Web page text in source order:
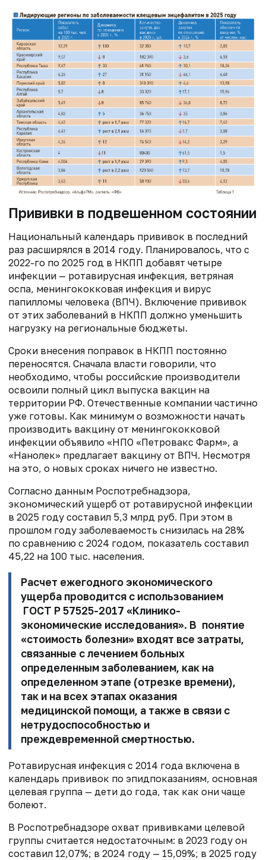
Прививки в подвешенном состоянии
Национальный календарь прививок в последний
раз расширялся в 2014 году. Планировалось, что с
2022-го по 2025 год в НКПП добавят четыре
инфекции — ротавирусная инфекция, ветряная
оспа, менингококковая инфекция и вирус
папилломы человека (ВПЧ). Включение прививок
от этих заболеваний в НКПП должно уменьшить
нагрузку на региональные бюджеты.
Сроки внесения поправок в НКПП постоянно
переносятся. Сначала власти говорили, что
необходимо, чтобы российские производители
освоили полный цикл выпуска вакцин на
территории РФ. Отечественные компании частично
уже готовы. Как минимум о возможности начать
производить вакцину от менингококковой
инфекции объявило «НПО «Петровакс Фарм», а
«Нанолек» предлагает вакцину от ВПЧ. Несмотря
на это, о новых сроках ничего не известно.
Согласно данным Роспотребнадзора,
экономический ущерб от ротавирусной инфекции
в 2025 году составил 5,3 млрд руб. При этом в
прошлом году заболеваемость снизилась на 28%
по сравнению с 2024 годом, показатель составил
45,22 на 100 тыс. населения.
Расчет ежегодного экономического
ущерба проводится с использованием
ГОСТ Р 57525-2017 «Клинико-
экономические исследования». В понятие
«стоимость болезни» входят все затраты,
связанные с лечением больных
определенным заболеванием, как на
определенном этапе (отрезке времени),
так и на всех этапах оказания
медицинской помощи, а также в связи с
нетрудоспособностью и
преждевременной смертностью.
Ротавирусная инфекция с 2014 года включена в
календарь прививок по эпидпоказаниям, основная
целевая группа — дети до года, так как они чаще
болеют.
В Роспотребнадзоре охват прививками целевой
группы считается недостаточным: в 2023 году он
составил 12,07%; в 2024 году — 15,09%; в 2025 году